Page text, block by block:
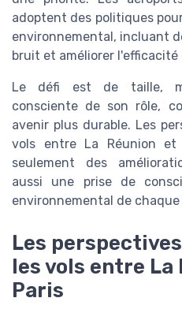
adoptent des politiques
environnemental, incluant
bruit et améliorer l'efficacité
Le défi est de taille,
consciente de son rôle,
avenir plus durable. Les
vols entre La Réunion
seulement des
aussi une prise de
environnemental de chaque
Les
les vols entre La
Paris